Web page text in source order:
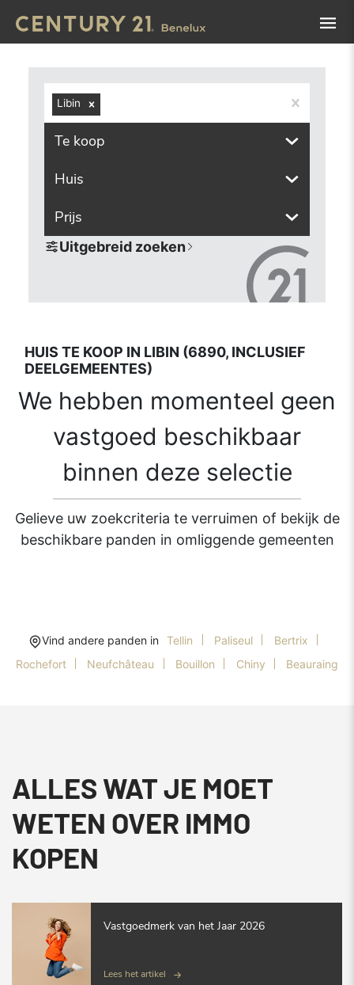
Libin
Te koop
Huis
Prijs
Uitgebreid zoeken
HUIS TE KOOP IN LIBIN (6890, INCLUSIEF
DEELGEMEENTES)
We hebben momenteel geen
vastgoed beschikbaar
binnen deze selectie
Gelieve uw zoekcriteria te verruimen of bekijk de
beschikbare panden in omliggende gemeenten
Vind andere panden in Tellin Paliseul
Bertrix
Rochefort
Neufchâteau Bouillon Chiny Beauraing
ALLES WAT JE MOET
WETEN OVER IMMO
KOPEN
Vastgoedmerk van het Jaar 2026
Lees het artikel